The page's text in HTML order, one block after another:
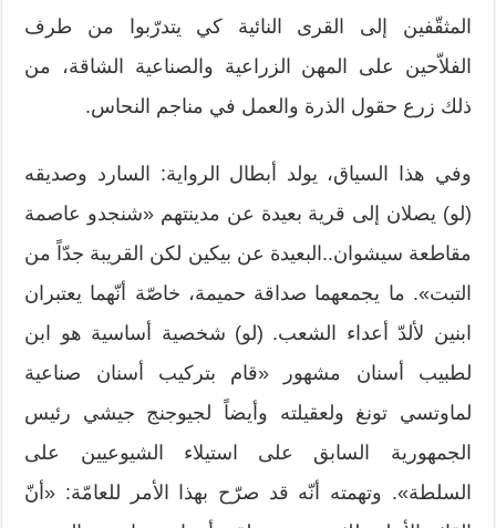
المثقّفين إلى القرى النائية كي يتدرّبوا من طرف
الفلاّحين على المهن الزراعية والصناعية الشاقة، من
ذلك زرع حقول الذرة والعمل في مناجم النحاس.
وفي هذا السياق، يولد أبطال الرواية: السارد وصديقه
(لو) يصلان إلى قرية بعيدة عن مدينتهم «شنجدو عاصمة
مقاطعة سيشوان..البعيدة عن بيكين لكن القريبة جدّاً من
التبت». ما يجمعهما صداقة حميمة، خاصّة أنّهما يعتبران
ابنين لألدّ أعداء الشعب. (لو) شخصية أساسية هو ابن
لطبيب أسنان مشهور «قام بتركيب أسنان صناعية
لماوتسي تونغ ولعقيلته وأيضاً لجيوجنج جيشي رئيس
الجمهورية السابق على استيلاء الشيوعيين على
السلطة». وتهمته أنّه قد صرّح بهذا الأمر للعامّة: «أنّ